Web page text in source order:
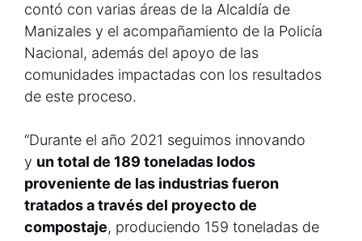
contó con varias áreas de la Alcaldía de
Manizales y el acompañamiento de la Policía
Nacional, además del apoyo de las
comunidades impactadas con los resultados
de este proceso.
“Durante el año 2021 seguimos innovando
y un total de 189 toneladas lodos
proveniente de las industrias fueron
tratados a través del proyecto de
compostaje, produciendo 159 toneladas de